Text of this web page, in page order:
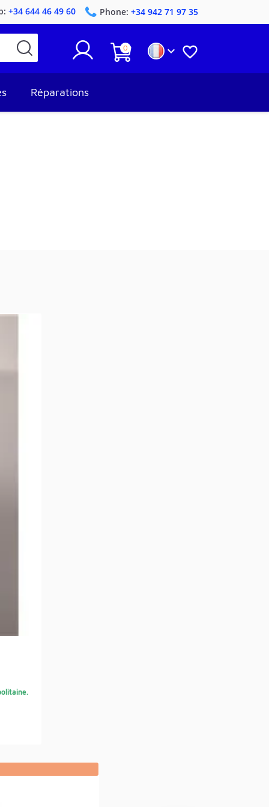
+34 644 46 49 60 Phone: +34 942 71 97 35
0  
Réparations